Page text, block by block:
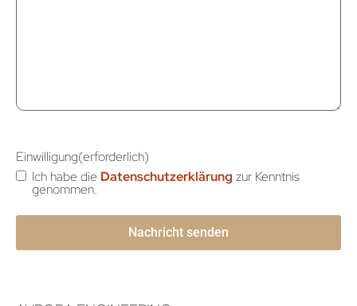
Einwilligung(erforderlich)
Ich habe die Datenschutzerklärung zur Kenntnis
genommen.